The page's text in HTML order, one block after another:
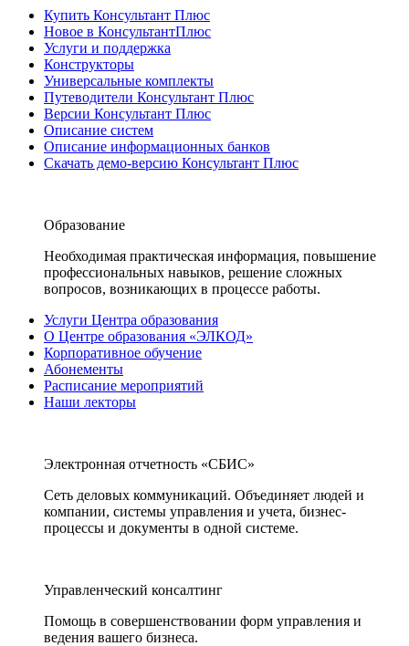
Купить Консультант Плюс
Новое в КонсультантПлюс
Услуги и поддержка
Конструкторы
Универсальные комплекты
Путеводители Консультант Плюс
Версии Консультант Плюс
Описание систем
Описание информационных банков
Скачать демо-версию Консультант Плюс
Образование
Необходимая практическая информация, повышение
профессиональных навыков, решение сложных
вопросов, возникающих в процессе работы.
Услуги Центра образования
О Центре образования «ЭЛКОД»
Корпоративное обучение
Абонементы
Расписание мероприятий
Наши лекторы
Электронная отчетность «СБИС»
Сеть деловых коммуникаций. Объединяет людей и
компании, системы управления и учета, бизнес-
процессы и документы в одной системе.
Управленческий консалтинг
Помощь в совершенствовании форм управления и
ведения вашего бизнеса.